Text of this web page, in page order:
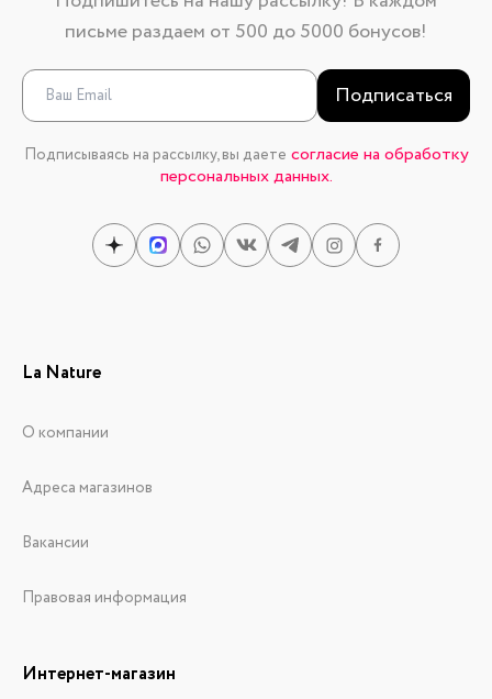
письме раздаем от 500 до 5000 бонусов!
Подписаться
Подписываясь на рассылку, вы даете согласие на обработку
персональных данных.
La Nature
О компании
Адреса магазинов
Вакансии
Правовая информация
Интернет-магазин